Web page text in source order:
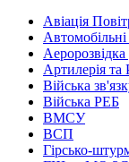
Авіація
Автомобільні
Артилерія та
Війська
Війська РЕБ
ВМСУ
ВСП
Гірсько-